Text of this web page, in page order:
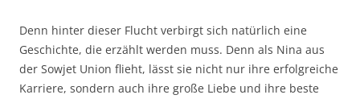
Denn hinter dieser Flucht verbirgt sich natürlich eine
Geschichte, die erzählt werden muss. Denn als Nina aus
der Sowjet Union flieht, lässt sie nicht nur ihre erfolgreiche
Karriere, sondern auch ihre große Liebe und ihre beste